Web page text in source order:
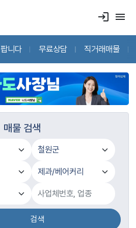
login menu
팝니다 무료상담 직거래매물
매물 검색
검색